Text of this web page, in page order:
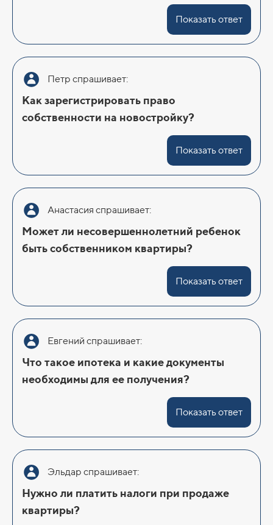
Показать ответ
Петр спрашивает:
Как зарегистрировать право
собственности на новостройку?
Показать ответ
Анастасия спрашивает:
Может ли несовершеннолетний ребенок
быть собственником квартиры?
Показать ответ
Евгений спрашивает:
Что такое ипотека и какие документы
необходимы для ее получения?
Показать ответ
Эльдар спрашивает:
Нужно ли платить налоги при продаже
квартиры?